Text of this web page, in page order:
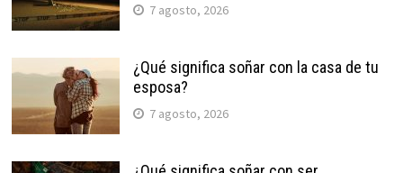
7 agosto, 2026
¿Qué significa soñar con la casa de tu
esposa?
7 agosto, 2026